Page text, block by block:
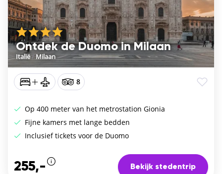
Ontdek de Duomo in Milaan
Italië/Milaan
8
Op 400 meter van het metrostation Gionia
Fijne kamers met lange bedden
Inclusief tickets voor de Duomo
255,- Bekijk stedentrip